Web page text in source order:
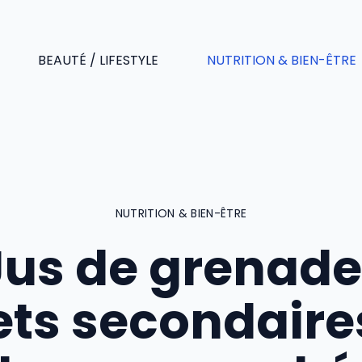
BEAUTÉ / LIFESTYLE NUTRITION & BIEN-ÊTRE
NUTRITION & BIEN-ÊTRE
de